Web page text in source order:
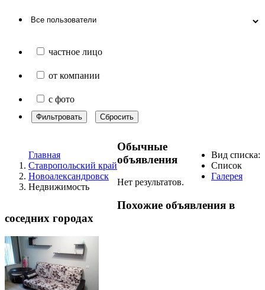
частное лицо
от компании
с фото
Фильтровать Сбросить
Главная
Ставропольский край
Новоалександровск
Недвижимость
Вид списка:
Список
Галерея
Обычные
объявления
Нет результатов.
Похожие объявления в
соседних городах